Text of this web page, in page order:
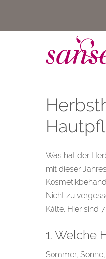
Was hat der
mit dieser
Nicht zu
Kälte. Hier sind
1. Welche
Sommer,